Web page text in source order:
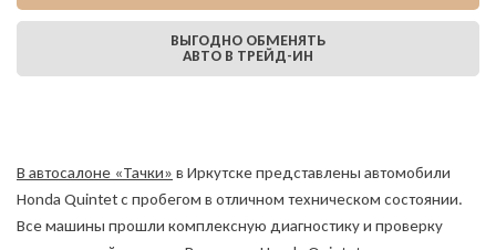
ВЫГОДНО ОБМЕНЯТЬ
АВТО В ТРЕЙД-ИН
В автосалоне «Тачки» в Иркутске представлены автомобили
Honda Quintet с пробегом в отличном техническом состоянии.
Все машины прошли комплексную диагностику и проверку